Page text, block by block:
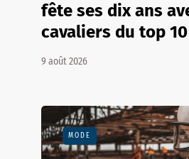
fête ses dix ans
cavaliers du top
9 août 2026
MODE